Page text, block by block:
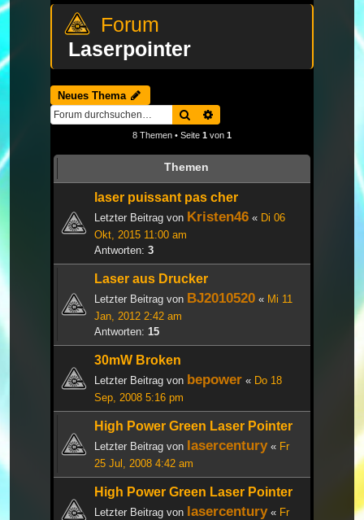
Laserpointer
Neues Thema
Suche
8 Themen • Seite 1 von 1
Themen
laser puissant pas cher
Letzter Beitrag von Kristen46 « Di 06
Okt, 2015 11:00 am
Antworten: 3
Laser aus Drucker
Letzter Beitrag von BJ2010520 « Mi 11
Jan, 2012 2:42 am
Antworten: 15
30mW Broken
Letzter Beitrag von bepower « Do 18
Sep, 2008 5:16 pm
High Power Green Laser Pointer
Letzter Beitrag von lasercentury« Fr
25 Jul, 2008 4:42 am
High Power Green Laser Pointer
Letzter Beitrag von lasercentury« Fr